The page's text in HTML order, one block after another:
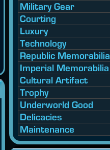
Military Gear
Courting
Luxury
Technology
Republic Memorabilia
Imperial Memorabilia
Cultural Artifact
Trophy
Underworld Good
Delicacies
Maintenance